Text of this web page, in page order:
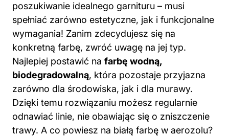
poszukiwanie idealnego garnituru – musi
spełniać zarówno estetyczne, jak i funkcjonalne
wymagania! Zanim zdecydujesz się na
konkretną farbę, zwróć uwagę na jej typ.
Najlepiej postawić na farbę wodną,
biodegradowalną, która pozostaje przyjazna
zarówno dla środowiska, jak i dla murawy.
Dzięki temu rozwiązaniu możesz regularnie
odnawiać linie, nie obawiając się o zniszczenie
trawy. A co powiesz na białą farbę w aerozolu?